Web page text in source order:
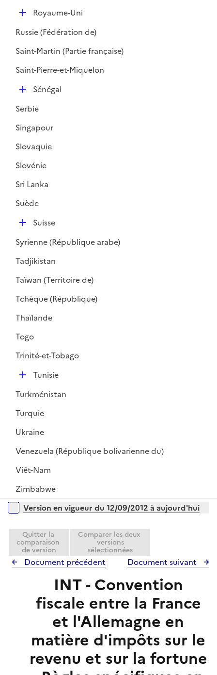
D
p
l
e
Royaume-Uni
Russie (Fédération de)
Saint-Martin (Partie française)
Saint-Pierre-et-Miquelon
D
p
l
i
e
Sénégal
Serbie
Singapour
Slovaquie
Slovénie
Sri Lanka
Suède
D
p
l
i
e
Suisse
Syrienne (République arabe)
Tadjikistan
Taïwan (Territoire de)
Tchèque (République)
Thaïlande
Togo
Trinité-et-Tobago
D
p
l
e
Tunisie
Turkménistan
Turquie
Ukraine
Venezuela (République bolivarienne du)
Viêt-Nam
Zimbabwe
Versions sur la période
Version en vigueur du 12/09/2012 à aujourd'hui
Quitter la
comparaison
de version
Comparer les deux
versions
sélectionnées
Document précédent Document suivant
INT - Convention
fiscale entre la France
et l'Allemagne en
matière d'impôts sur le
revenu et sur la fortune